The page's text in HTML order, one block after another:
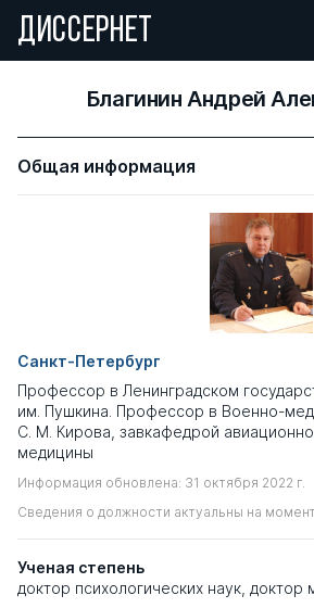
ДИССЕРНЕТ
Благинин Андрей
Общая информация
Санкт-Петербург
Профессор в Ленинградском
им. Пушкина. Профессор в Военно-
С. М. Кирова, завкафедрой
медицины
Информация обновлена: 31 октября 2022 г.
Сведения о должности актуальны на
Ученая степень
доктор психологических наук доктор